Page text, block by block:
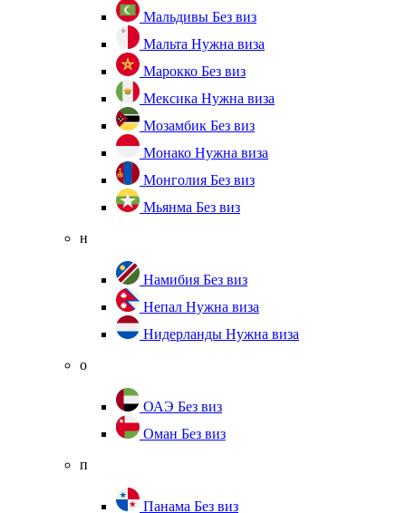
Мальдивы Без виз
Мальта Нужна виза
Марокко Без виз
Мексика Нужна виза
Мозамбик Без виз
Монако Нужна виза
Монголия Без виз
Мьянма Без виз
н
Намибия Без виз
Непал Нужна виза
Нидерланды Нужна виза
о
ОАЭ Без виз
Оман Без виз
п
Панама Без виз